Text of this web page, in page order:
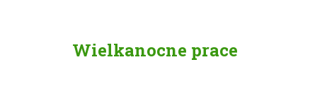
Wielkanocne prace